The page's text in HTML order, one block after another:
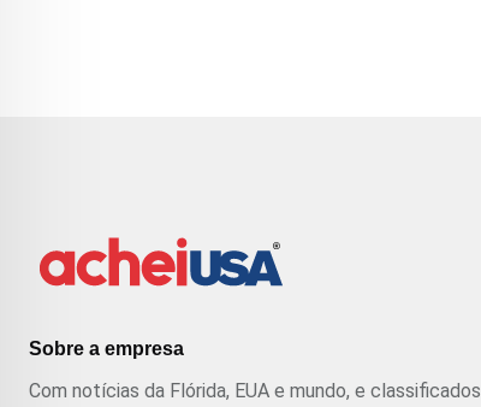
Sobre a empresa
Com notícias da Flórida, EUA e mundo, e classificados